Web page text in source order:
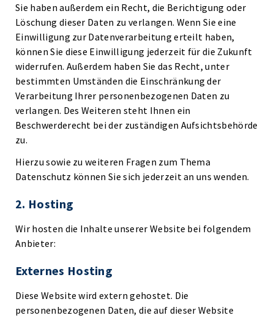
Sie haben außerdem ein Recht, die Berichtigung oder
Löschung dieser Daten zu verlangen. Wenn Sie eine
Einwilligung zur Datenverarbeitung erteilt haben,
können Sie diese Einwilligung jederzeit für die Zukunft
widerrufen. Außerdem haben Sie das Recht, unter
bestimmten Umständen die Einschränkung der
Verarbeitung Ihrer personenbezogenen Daten zu
verlangen. Des Weiteren steht Ihnen ein
Beschwerderecht bei der zuständigen Aufsichtsbehörde
zu.
Hierzu sowie zu weiteren Fragen zum Thema
Datenschutz können Sie sich jederzeit an uns wenden.
2. Hosting
Wir hosten die Inhalte unserer Website bei folgendem
Anbieter:
Externes Hosting
Diese Website wird extern gehostet. Die
personenbezogenen Daten, die auf dieser Website